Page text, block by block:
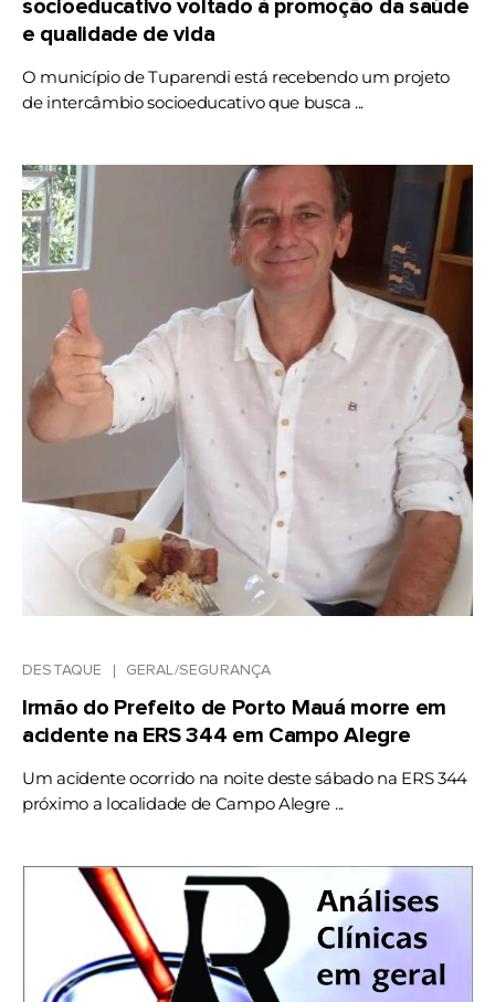
socioeducativo voltado à promoção da saúde
e qualidade de vida
O município de Tuparendi está recebendo um projeto
de intercâmbio socioeducativo que busca ...
DESTAQUE GERAL/SEGURANÇA
Irmão do Prefeito de Porto Mauá morre em
acidente na ERS 344 em Campo Alegre
Um acidente ocorrido na noite deste sábado na ERS 344
próximo a localidade de Campo Alegre ...